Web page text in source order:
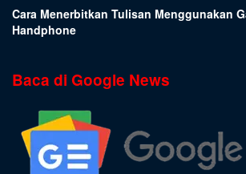
Cara Menerbitkan Tulisan Menggunakan
Handphone
Baca di Google News